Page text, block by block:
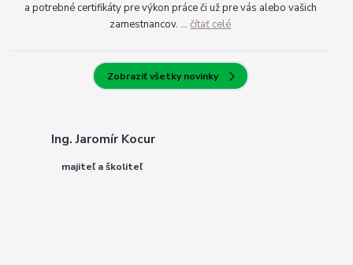
a potrebné certifikáty pre výkon práce či už pre vás alebo vašich
zamestnancov. ...čítať celé
Zobraziť všetky novinky
Ing. Jaromír Kocur
majiteľ a školiteľ